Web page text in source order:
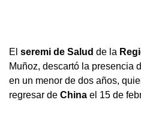
El seremi de Salud de la
Muñoz, descartó la presencia
en un menor de dos años,
regresar de China el 15 de